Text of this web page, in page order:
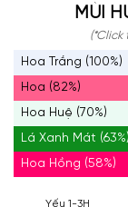
MÙI
(*Click
Hoa Trắng (100%)
Hoa (82%)
Hoa Huệ (70%)
Lá Xanh Mát (63%)
Hoa Hồng (58%)
Yếu 1-3H